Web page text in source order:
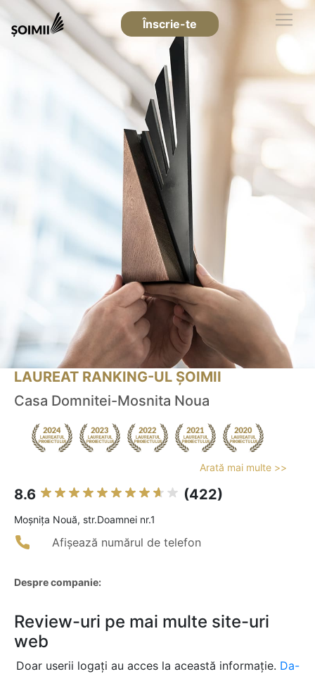
Înscrie-te
LAUREAT RANKING-UL ȘOIMII
Casa Domnitei-Mosnita Noua
Arată mai multe >>
8.6 (422)
Moşniţa Nouă, str.Doamnei nr.1
Afișează numărul de telefon
Despre companie:
Review-uri pe mai multe site-uri
web
Doar userii logați au acces la această informație. Da-